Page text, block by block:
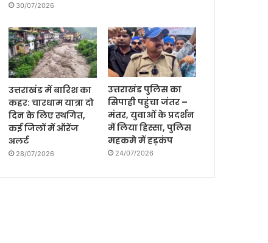
30/07/2026
उत्तराखंड में बारिश का
कहर: चारधाम यात्रा दो
दिन के लिए स्थगित,
कई जिलों में ऑरेंज
अलर्ट
28/07/2026
उत्तराखंड पुलिस का
सिपाही पहुंचा जंतर –
मंतर, युवाओं के प्रदर्शन
में लिया हिस्सा, पुलिस
महकमे में हड़कंप
24/07/2026